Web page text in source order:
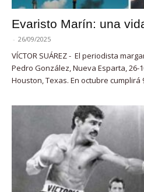
Evaristo Marín: una
- 26/09/2025
VÍCTOR SUÁREZ - El periodista
Pedro González, Nueva Esparta, 26-
Houston, Texas. En octubre cumplirá